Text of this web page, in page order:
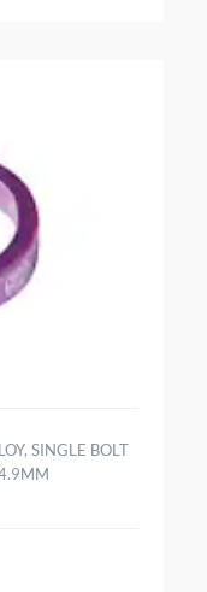
SINGLE BOLT